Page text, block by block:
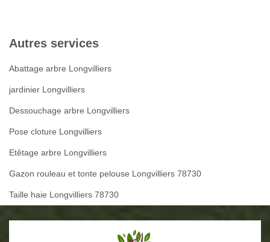
Autres services
Abattage arbre Longvilliers
jardinier Longvilliers
Dessouchage arbre Longvilliers
Pose cloture Longvilliers
Etêtage arbre Longvilliers
Gazon rouleau et tonte pelouse Longvilliers 78730
Taille haie Longvilliers 78730